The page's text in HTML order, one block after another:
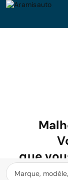
que